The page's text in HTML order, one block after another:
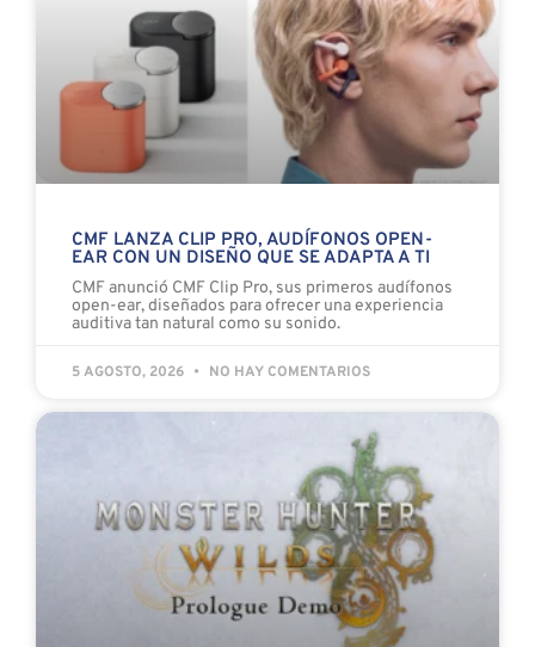
CMF LANZA CLIP PRO, AUDÍFONOS OPEN-
EAR CON UN DISEÑO QUE SE ADAPTA A TI
CMF anunció CMF Clip Pro, sus primeros audífonos
open-ear, diseñados para ofrecer una experiencia
auditiva tan natural como su sonido.
5 AGOSTO, 2026 NO HAY COMENTARIOS